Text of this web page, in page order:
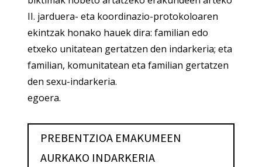
II. jarduera- eta koordinazio-protokoloaren
ekintzak honako hauek dira: familian edo
etxeko unitatean gertatzen den indarkeria; eta
familian, komunitatean eta familian gertatzen
den sexu-indarkeria.
egoera.
PREBENTZIOA EMAKUMEEN
AURKAKO INDARKERIA